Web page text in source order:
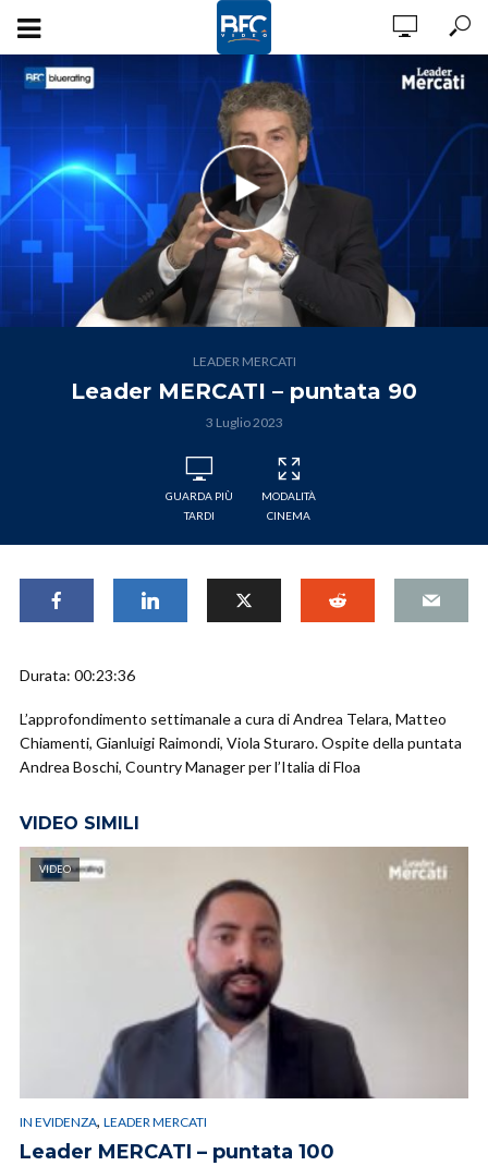
LEADER MERCATI
Leader MERCATI – puntata 90
3 Luglio 2023
GUARDA PIÙ
TARDI
MODALITÀ
CINEMA
Durata: 00:23:36
L’approfondimento settimanale a cura di Andrea Telara, Matteo
Chiamenti, Gianluigi Raimondi, Viola Sturaro. Ospite della puntata
Andrea Boschi, Country Manager per l’Italia di Floa
VIDEO SIMILI
VIDEO
IN EVIDENZA, LEADER MERCATI
Leader MERCATI – puntata 100